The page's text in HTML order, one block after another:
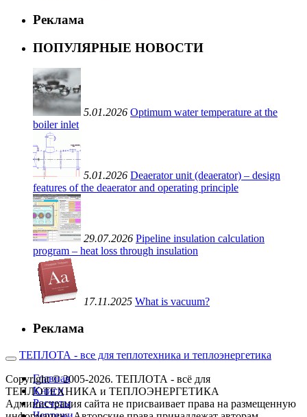
Реклама
ПОПУЛЯРНЫЕ НОВОСТИ
5.01.2026 Optimum water temperature at the
boiler inlet
5.01.2026 Deaerator unit (deaerator) – design
features of the deaerator and operating principle
29.07.2026 Pipeline insulation calculation
program – heat loss through insulation
17.11.2025 What is vacuum?
Реклама
ТЕПЛОТА - все для теплотехника и теплоэнергетика
Главная
Книги
Расчеты
Copyright © 2005-2026. ТЕПЛОТА - всё для
ТЕПЛОТЕХНИКА и ТЕПЛОЭНЕРГЕТИКА
Администрация сайта не присваивает права на размещенную